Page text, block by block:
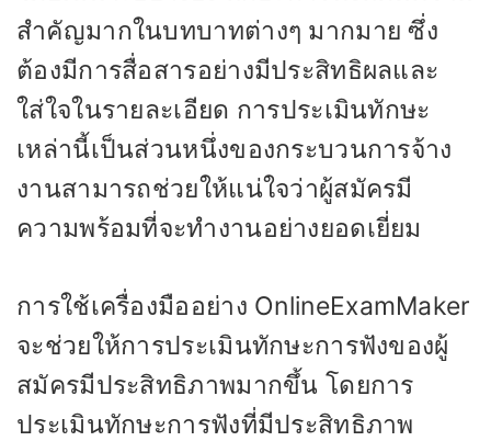
สำคัญมากในบทบาทต่างๆ มากมาย ซึ่ง
ต้องมีการสื่อสารอย่างมีประสิทธิผลและ
ใส่ใจในรายละเอียด การประเมินทักษะ
เหล่านี้เป็นส่วนหนึ่งของกระบวนการจ้าง
งานสามารถช่วยให้แน่ใจว่าผู้สมัครมี
ความพร้อมที่จะทำงานอย่างยอดเยี่ยม
การใช้เครื่องมืออย่าง OnlineExamMaker
จะช่วยให้การประเมินทักษะการฟังของผู้
สมัครมีประสิทธิภาพมากขึ้น โดยการ
ประเมินทักษะการฟังที่มีประสิทธิภาพ